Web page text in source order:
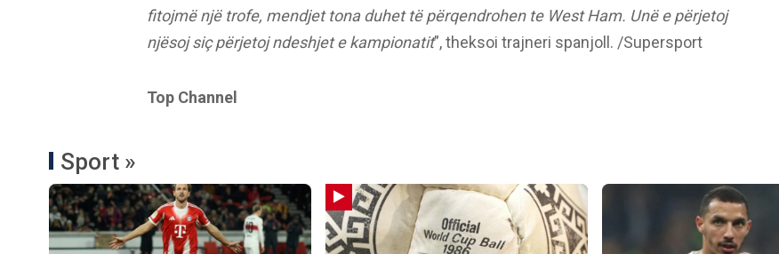
fitojmë një trofe, mendjet tona duhet të përqendrohen te West Ham. Unë e përjetoj
njësoj siç përjetoj ndeshjet e kampionatit”, theksoi trajneri spanjoll. /Supersport
Top Channel
Sport »